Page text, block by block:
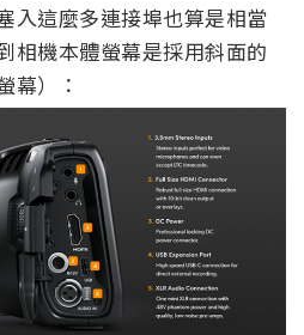
入這麼多連接埠也算是相當
相機本體螢幕是採用斜面的
幕）：